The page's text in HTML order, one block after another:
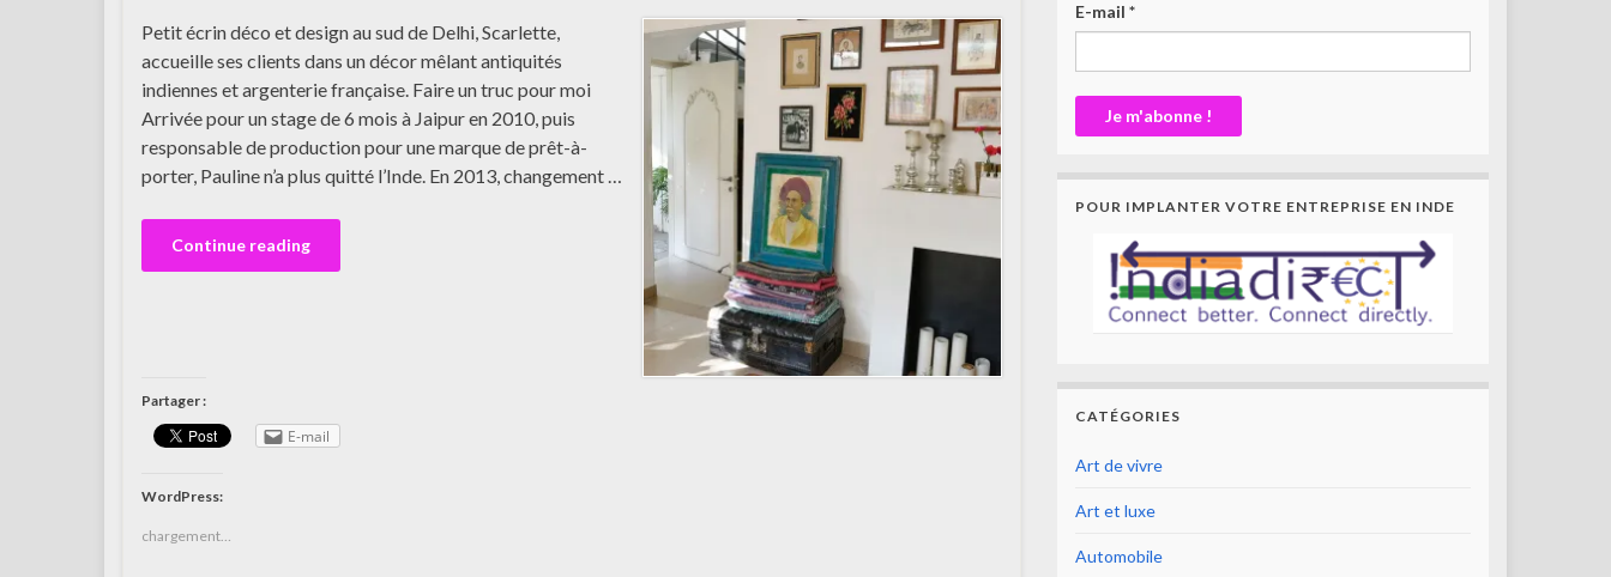
Petit écrin déco et design au sud de Delhi, Scarlette,
accueille ses clients dans un décor mêlant antiquités
indiennes et argenterie française. Faire un truc pour moi
Arrivée pour un stage de 6 mois à Jaipur en 2010, puis
responsable de production pour une marque de prêt-à-
porter, Pauline n’a plus quitté l’Inde. En 2013, changement …
Continue reading
Partager :
E-mail
WordPress:
chargement…
E-mail *
POUR IMPLANTER VOTRE ENTREPRISE EN INDE
CATÉGORIES
Art de vivre
Art et luxe
Automobile